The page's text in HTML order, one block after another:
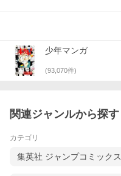
少年マンガ
(93,070件)
関連ジャンルから探す
カテゴリ
集英社 ジャンプコミックス